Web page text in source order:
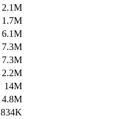
2.1M
1.7M
6.1M
7.3M
7.3M
2.2M
14M
4.8M
834K